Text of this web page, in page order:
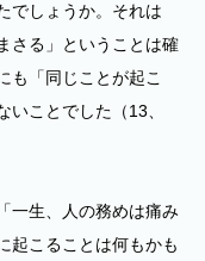
でしょうか。それは
さる」ということは確
も「同じことが起こ
ことでした（13、
一生、人の務めは痛み
起こることは何もかも